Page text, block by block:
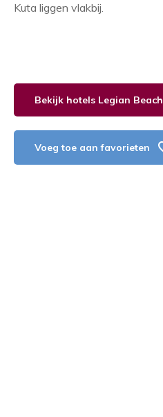
Kuta liggen vlakbij.
Bekijk hotels Legian Beach
Voeg toe aan favorieten